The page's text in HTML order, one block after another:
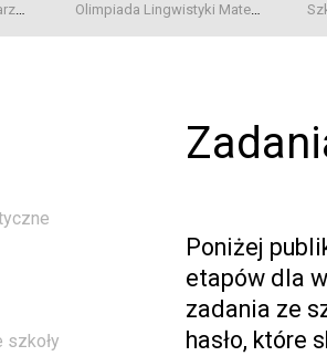
dane bankowo-adresowe kontakt
Olimpiada Lingwistyki Matematycznej
szkoły
Poniżej
etapów dla
zadania ze
hasło, które